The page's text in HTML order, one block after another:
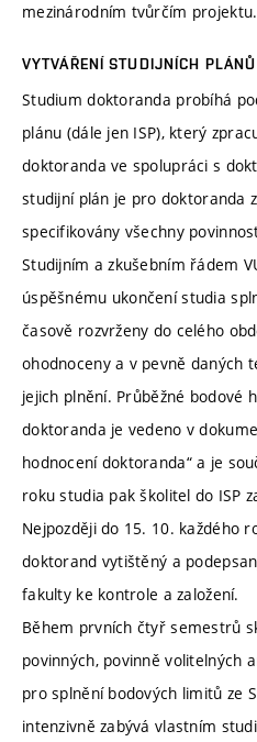
mezinárodním tvůrčím projektu.
VYTVÁŘENÍ STUDIJNÍCH PLÁNŮ
Studium doktoranda probíhá
plánu (dále jen ISP), který
doktoranda ve spolupráci s
studijní plán je pro doktoranda
specifikovány všechny
Studijním a zkušebním řádem
úspěšnému ukončení studia
časově rozvrženy do celého
ohodnoceny a v pevně daných
jejich plnění. Průběžné bodové
doktoranda je vedeno v
hodnocení doktoranda“ a je
roku studia pak školitel do ISP
Nejpozději do 15. 10. každého
doktorand vytištěný a
fakulty ke kontrole a založení.
Během prvních čtyř semestrů
povinných, povinně volitelných
pro splnění bodových limitů ze
intenzivně zabývá vlastním